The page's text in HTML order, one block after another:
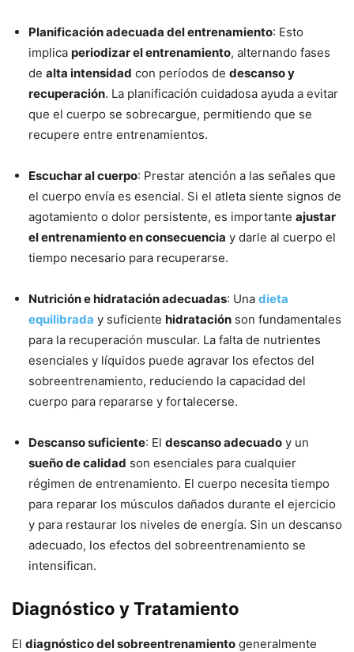
Planificación adecuada del entrenamiento: Esto
implica periodizar el entrenamiento, alternando fases
de alta intensidad con períodos de descanso y
recuperación. La planificación cuidadosa ayuda a evitar
que el cuerpo se sobrecargue, permitiendo que se
recupere entre entrenamientos.
Escuchar al cuerpo: Prestar atención a las señales que
el cuerpo envía es esencial. Si el atleta siente signos de
agotamiento o dolor persistente, es importante ajustar
el entrenamiento en consecuencia y darle al cuerpo el
tiempo necesario para recuperarse.
Nutrición e hidratación adecuadas: Una dieta
equilibrada y suficiente hidratación son fundamentales
para la recuperación muscular. La falta de nutrientes
esenciales y líquidos puede agravar los efectos del
sobreentrenamiento, reduciendo la capacidad del
cuerpo para repararse y fortalecerse.
Descanso suficiente: El descanso adecuado y un
sueño de calidad son esenciales para cualquier
régimen de entrenamiento. El cuerpo necesita tiempo
para reparar los músculos dañados durante el ejercicio
y para restaurar los niveles de energía. Sin un descanso
adecuado, los efectos del sobreentrenamiento se
intensifican.
Diagnóstico y Tratamiento
El diagnóstico del sobreentrenamiento generalmente